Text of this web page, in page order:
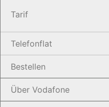
Tarif
Telefonflat
Bestellen
Über Vodafone